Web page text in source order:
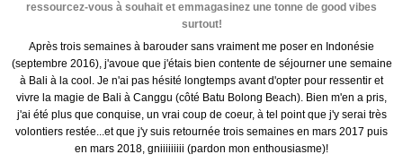
ressourcez-vous à souhait et emmagasinez une tonne de good vibes
surtout!
Après trois semaines à barouder sans vraiment me poser en Indonésie
(septembre 2016), j'avoue que j'étais bien contente de séjourner une semaine
à Bali à la cool. Je n'ai pas hésité longtemps avant d'opter pour ressentir et
vivre la magie de Bali à Canggu (côté Batu Bolong Beach). Bien m'en a pris,
j'ai été plus que conquise, un vrai coup de coeur, à tel point que j'y serai très
volontiers restée...et que j'y suis retournée trois semaines en mars 2017 puis
en mars 2018, gniiiiiiiii (pardon mon enthousiasme)!